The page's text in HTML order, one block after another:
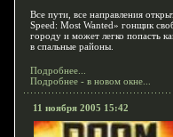
Все пути, все направления
Speed: Most Wanted» гонщик
городу и может легко попасть
в спальные районы.
Подробнее...
Подробнее - в новом окне...
11 ноября 2005 15:42